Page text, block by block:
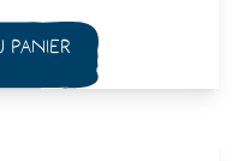
panier